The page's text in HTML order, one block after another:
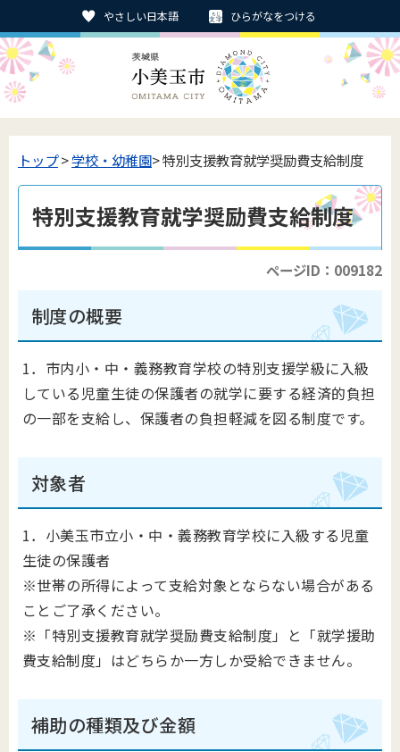
やさしい日本語 ひらがなをつける
トップ>学校・幼稚園> 特別支援教育就学奨励費支給制度
特別支援教育就学奨励費支給制度
ページID：009182
制度の概要
1．市内小・中・義務教育学校の特別支援学級に入級
している児童生徒の保護者の就学に要する経済的負担
の一部を支給し、保護者の負担軽減を図る制度です。
対象者
1．小美玉市立小・中・義務教育学校に入級する児童
生徒の保護者
※世帯の所得によって支給対象とならない場合がある
ことご了承ください。
※「特別支援教育就学奨励費支給制度」と「就学援助
費支給制度」はどちらか一方しか受給できません。
補助の種類及び金額